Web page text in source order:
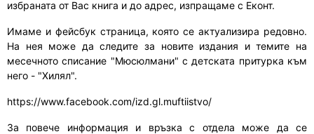
избраната от Вас книга и до адрес, изпращаме с Еконт.
Имаме и фейсбук страница, която се актуализира редовно.
На нея може да следите за новите издания и темите на
месечното списание "Мюсюлмани" с детската притурка към
него - "Хилял".
https://www.facebook.com/izd.gl.muftiistvo/
За повече информация и връзка с отдела може да се